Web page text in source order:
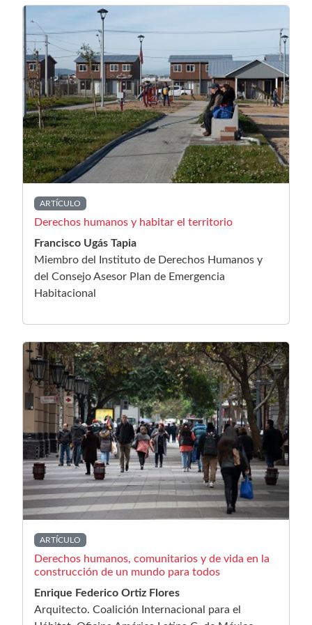
ARTÍCULO
Derechos humanos y habitar el territorio
Francisco Ugás Tapia
Miembro del Instituto de Derechos Humanos y
del Consejo Asesor Plan de Emergencia
Habitacional
ARTÍCULO
Derechos humanos, comunitarios y de vida en la
construcción de un mundo para todos
Enrique Federico Ortiz Flores
Arquitecto. Coalición Internacional para el